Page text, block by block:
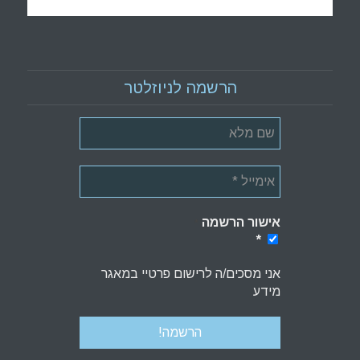
הרשמה לניוזלטר
אישור הרשמה
*
אני מסכים/ה לרישום פרטיי במאגר
מידע